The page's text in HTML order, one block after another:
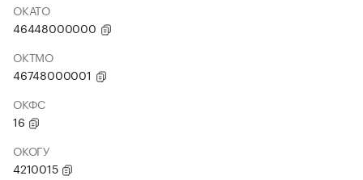
ОКАТО
46448000000
ОКТМО
46748000001
ОКФС
16
ОКОГУ
4210015